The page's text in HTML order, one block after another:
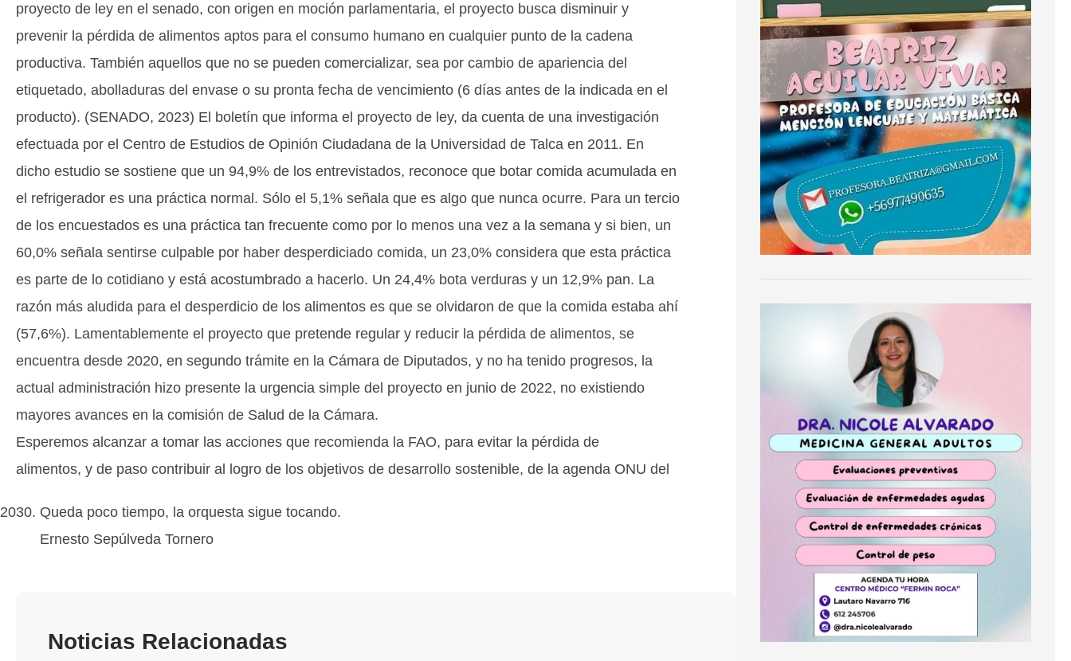
proyecto de ley en el senado, con origen en moción parlamentaria, el proyecto busca disminuir y
prevenir la pérdida de alimentos aptos para el consumo humano en cualquier punto de la cadena
productiva. También aquellos que no se pueden comercializar, sea por cambio de apariencia del
etiquetado, abolladuras del envase o su pronta fecha de vencimiento (6 días antes de la indicada en el
producto). (SENADO, 2023) El boletín que informa el proyecto de ley, da cuenta de una investigación
efectuada por el Centro de Estudios de Opinión Ciudadana de la Universidad de Talca en 2011. En
dicho estudio se sostiene que un 94,9% de los entrevistados, reconoce que botar comida acumulada en
el refrigerador es una práctica normal. Sólo el 5,1% señala que es algo que nunca ocurre. Para un tercio
de los encuestados es una práctica tan frecuente como por lo menos una vez a la semana y si bien, un
60,0% señala sentirse culpable por haber desperdiciado comida, un 23,0% considera que esta práctica
es parte de lo cotidiano y está acostumbrado a hacerlo. Un 24,4% bota verduras y un 12,9% pan. La
razón más aludida para el desperdicio de los alimentos es que se olvidaron de que la comida estaba ahí
(57,6%). Lamentablemente el proyecto que pretende regular y reducir la pérdida de alimentos, se
encuentra desde 2020, en segundo trámite en la Cámara de Diputados, y no ha tenido progresos, la
actual administración hizo presente la urgencia simple del proyecto en junio de 2022, no existiendo
mayores avances en la comisión de Salud de la Cámara.
Esperemos alcanzar a tomar las acciones que recomienda la FAO, para evitar la pérdida de
alimentos, y de paso contribuir al logro de los objetivos de desarrollo sostenible, de la agenda ONU del
Queda poco tiempo, la orquesta sigue tocando.
Ernesto Sepúlveda Tornero
Noticias Relacionadas